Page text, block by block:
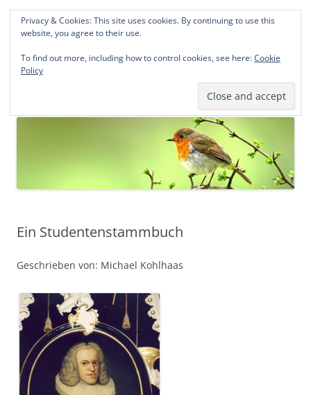
Norddeutsche Genealogien
Michael Kohlhaas und Jens Kirchhoff
springen
Ein Studentenstammbuch
Geschrieben von: Michael Kohlhaas
Privacy & Cookies: This site uses cookies. By continuing to use this
website, you agree to their use.
To find out more, including how to control cookies, see here:Cookie
Policy